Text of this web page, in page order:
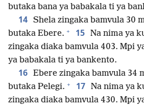
butaka bana ya babakala ti ya
14 Shela zingaka bamvula 30
butaka Ebere. + 15 Na nima ya
zingaka diaka bamvula 403. Mpi
ya babakala ti ya bankento.
16 Ebere zingaka bamvula 34
butaka Pelegi. + 17 Na nima ya
zingaka diaka bamvula 430. Mpi